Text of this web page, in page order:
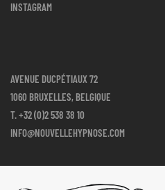
INSTAGRAM
AVENUE DUCPÉTIAUX 72
1060 BRUXELLES, BELGIQUE
T.+32 (0)2 538 38 10
INFO@NOUVELLEHYPNOSE.COM